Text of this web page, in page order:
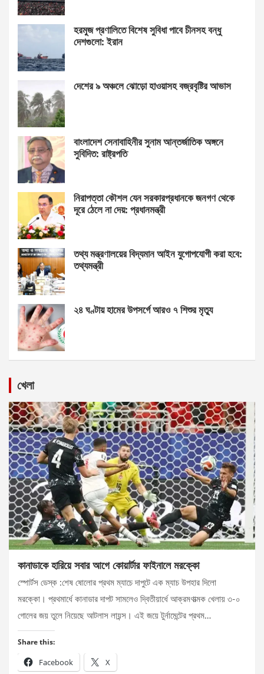
হরমুজ প্রণালিতে বিশেষ সুবিধা পাবে চীনসহ বন্ধু
দেশগুলো: ইরান
দেশের ৯ অঞ্চলে ঝোড়ো হাওয়াসহ বজ্রবৃষ্টির আভাস
বাংলাদেশ সেনাবাহিনীর সুনাম আন্তর্জাতিক অঙ্গনে
সুবিদিত: রাষ্ট্রপতি
নিরাপত্তা কৌশল যেন সরকারপ্রধানকে জনগণ থেকে
দূরে ঠেলে না দেয়: প্রধানমন্ত্রী
তথ্য মন্ত্রণালয়ের বিদ্যমান আইন যুগোপযোগী করা হবে:
তথ্যমন্ত্রী
২৪ ঘণ্টায় হামের উপসর্গে আরও ৭ শিশুর মৃত্যু
খেলা
কানাডাকে হারিয়ে সবার আগে কোয়ার্টার ফাইনালে মরক্কো
স্পোর্টস ডেস্ক :শেষ ষোলোর প্রথম ম্যাচে দাপুটে এক ম্যাচ উপহার দিলো
মরক্কো। প্রথমার্ধে কানাডার দাপট সামলেও দ্বিতীয়ার্ধে আক্রমণাত্মক খেলায় ৩-০
গোলের জয় তুলে নিয়েছে আটলাস লায়ন্স। এই জয়ে টুর্নামেন্টের প্রথম…
Share this:
Facebook X